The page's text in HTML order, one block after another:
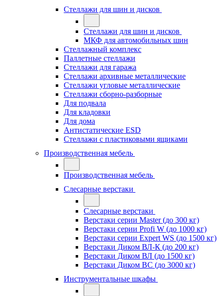
Стеллажи для шин и дисков
Стеллажи для шин и дисков
МКФ для автомобильных шин
Стеллажный комплекс
Паллетные стеллажи
Стеллажи для гаража
Стеллажи архивные металлические
Стеллажи угловые металлические
Стеллажи сборно-разборные
Для подвала
Для кладовки
Для дома
Антистатические ESD
Стеллажи с пластиковыми ящиками
Производственная мебель
Производственная мебель
Слесарные верстаки
Слесарные верстаки
Верстаки серии Master (до 300 кг)
Верстаки серии Profi W (до 1000 кг)
Верстаки серии Expert WS (до 1500 кг)
Верстаки Диком ВЛ-К (до 200 кг)
Верстаки Диком ВЛ (до 1500 кг)
Верстаки Диком ВС (до 3000 кг)
Инструментальные шкафы